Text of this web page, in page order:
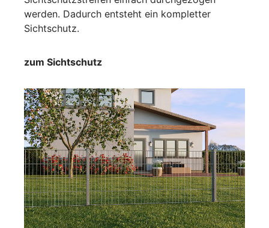
werden. Dadurch entsteht ein kompletter
Sichtschutz.
zum Sichtschutz